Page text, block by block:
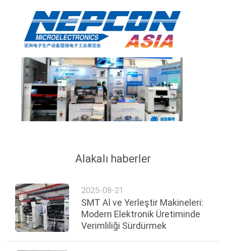
Alakalı haberler
2025-08-21
SMT Al ve Yerleştir Makineleri:
Modern Elektronik Üretiminde
Verimliliği Sürdürmek